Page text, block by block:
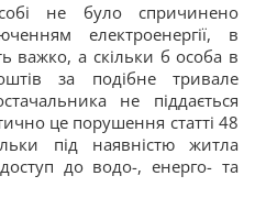
не було спричинено
електроенергії, в
важко, а скільки б особа в
за подібне тривале
не піддається
це порушення статті 48
під наявністю житла
до водо-, енерго- та